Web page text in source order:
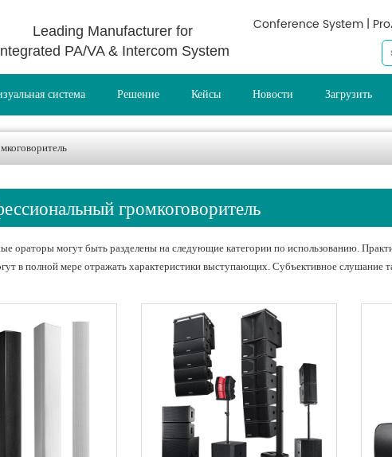
Leading Manufacturer for
PA/VA & Intercom System
Conference System |
система Решение Кейсы Новости Загрузить
громкоговоритель
ораторы могут быть разделены на следующие категории по использованию.
в полной мере отражать характеристики выступающих. Субъективное слушание